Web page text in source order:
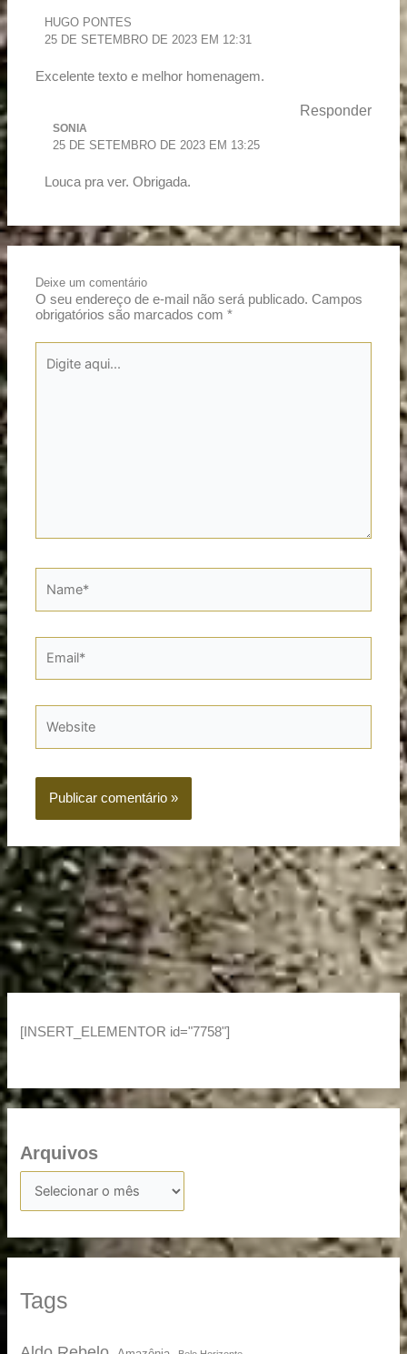
HUGO PONTES
25 DE SETEMBRO DE 2023 EM 12:31
Excelente texto e melhor homenagem.
Responder
SONIA
25 DE SETEMBRO DE 2023 EM 13:25
Louca pra ver. Obrigada.
Deixe um comentário
O seu endereço de e-mail não será publicado. Campos
obrigatórios são marcados com*
aqui...
Email*
[INSERT_ELEMENTOR id="7758"]
Arquivos
Tags